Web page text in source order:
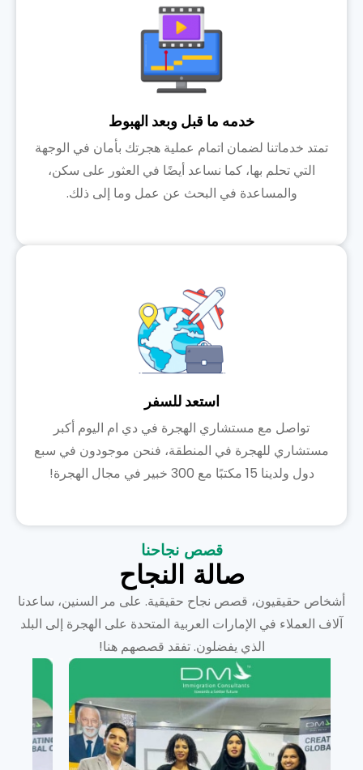
خدمه ما قبل وبعد الهبوط
تمتد خدماتنا لضمان اتمام عملية هجرتك بأمان في الوجهة
التي تحلم بها، كما نساعد أيضًا في العثور على سكن،
والمساعدة في البحث عن عمل وما إلى ذلك.
استعد للسفر
تواصل مع مستشاري الهجرة في دي ام اليوم أكبر
مستشاري للهجرة في المنطقة، فنحن موجودون في سبع
دول ولدينا 15 مكتبًا مع 300 خبير في مجال الهجرة!
قصص نجاحنا
صالة النجاح
أشخاص حقيقيون، قصص نجاح حقيقية. على مر السنين، ساعدنا
آلاف العملاء في الإمارات العربية المتحدة على الهجرة إلى البلد
الذي يفضلون. تفقد قصصهم هنا!